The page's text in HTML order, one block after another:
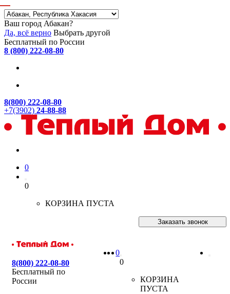
Ваш город Абакан?
Да, всё верно Выбрать другой
Бесплатный по России
8 (800) 222-08-80
8(800) 222-08-80
+7(3902) 24-88-88
0
0
КОРЗИНА ПУСТА
Заказать звонок
8(800) 222-08-80
Бесплатный по
России
0
0
КОРЗИНА
ПУСТА